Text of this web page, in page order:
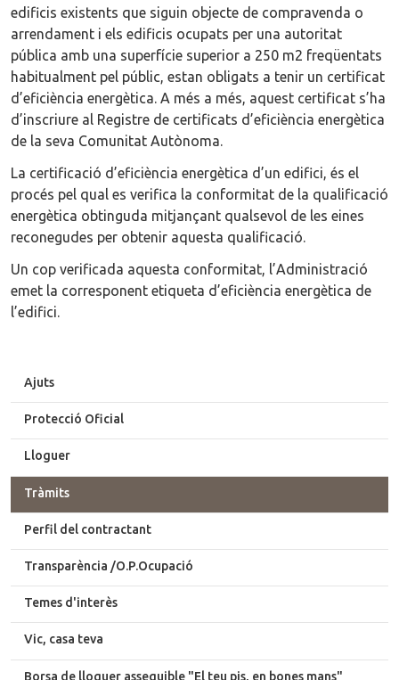
edificis existents que siguin objecte de compravenda o
arrendament i els edificis ocupats per una autoritat
pública amb una superfície superior a 250 m2 freqüentats
habitualment pel públic, estan obligats a tenir un certificat
d’eficiència energètica. A més a més, aquest certificat s’ha
d’inscriure al Registre de certificats d’eficiència energètica
de la seva Comunitat Autònoma.
La certificació d’eficiència energètica d’un edifici, és el
procés pel qual es verifica la conformitat de la qualificació
energètica obtinguda mitjançant qualsevol de les eines
reconegudes per obtenir aquesta qualificació.
Un cop verificada aquesta conformitat, l’Administració
emet la corresponent etiqueta d’eficiència energètica de
l’edifici.
Ajuts
Protecció Oficial
Lloguer
Tràmits
Perfil del contractant
Transparència /O.P.Ocupació
Temes d'interès
Vic, casa teva
Borsa de lloguer assequible "El teu pis, en bones mans"